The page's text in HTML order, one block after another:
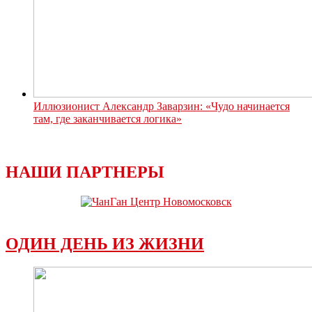
Иллюзионист Александр Заварзин: «Чудо начинается
там, где заканчивается логика»
НАШИ ПАРТНЕРЫ
ОДИН ДЕНЬ ИЗ ЖИЗНИ